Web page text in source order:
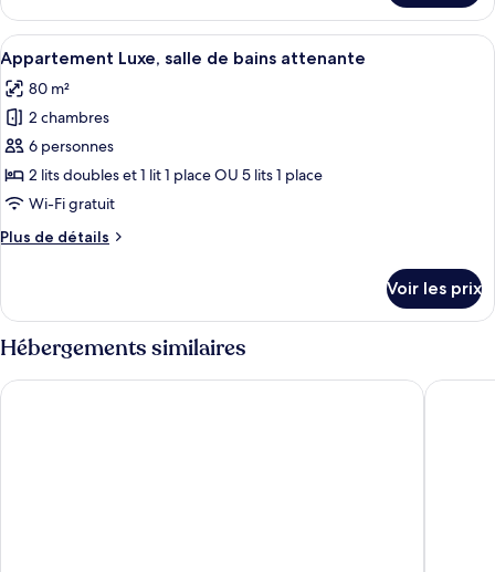
bains
attenante,
vue
jardin
(Stadtblick
Petit)
le
type
de
chambre
Studio
Affaires,
salle
de
bains
attenante,
vue
jardin
Afficher
toutes
les
photos
pour
ce
type
chambre :
salle
de
bains
attenante
Une cuisine moderne avec des
13
Appartement Luxe, salle de bains attenante
80 m²
2 chambres
6 personnes
2 lits doubles et 1 lit 1 place OU 5 lits 1 place
Wi-Fi gratuit
Plus de détails
Plus
le
type
de
chambre
Appartement
Voir les prix
Hébergements similaires
Golf & Sporthotel Wiesensee Hotel